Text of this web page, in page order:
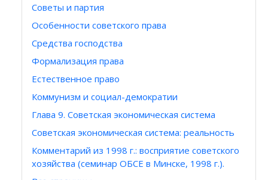
Советы и партия
Особенности советского права
Средства господства
Формализация права
Естественное право
Коммунизм и социал-демократии
Глава 9. Советская экономическая система
Советская экономическая система: реальность
Комментарий из 1998 г.: восприятие советского
хозяйства (семинар ОБСЕ в Минске, 1998 г.).